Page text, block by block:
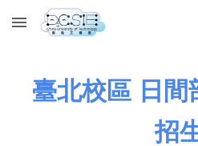
Skip to main content
臺北校區 日間
招